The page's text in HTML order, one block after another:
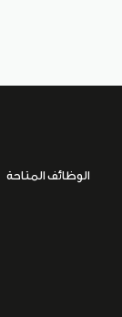
الوظائف المتاحة